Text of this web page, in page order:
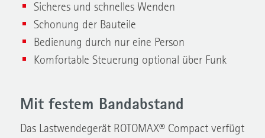
Sicheres und schnelles Wenden
Schonung der Bauteile
Bedienung durch nur eine Person
Komfortable Steuerung optional über Funk
Mit festem Bandabstand
Das Lastwendegerät ROTOMAX® Compact verfügt